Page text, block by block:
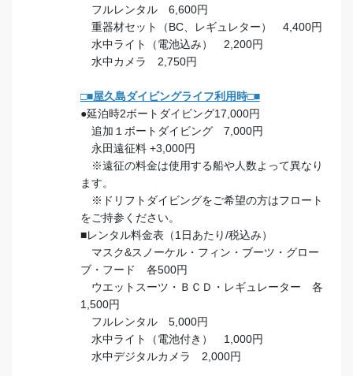
フルレンタル 6,600円
重器材セット（BC、レギュレター） 4,400円
水中ライト（電池込み） 2,200円
水中カメラ 2,750円
□■屋久島ダイビングライフ利用時□■
●延泊時2ボートダイビング17,000円
追加１ボートダイビング 7,000円
永田遠征料 +3,000円
※遠征の料金は使用する船や人数よって異なり
ます。
※ドリフトダイビングをご希望の方はフロート
をご持参ください。
■レンタル料金表（1日あたり/税込み）
マスク&スノーケル・フィン・ブーツ・グロー
ブ・フード 各500円
ウエットスーツ・ＢＣＤ・レギュレーター 各
1,500円
フルレンタル 5,000円
水中ライト（電池付き） 1,000円
水中デジタルカメラ 2,000円